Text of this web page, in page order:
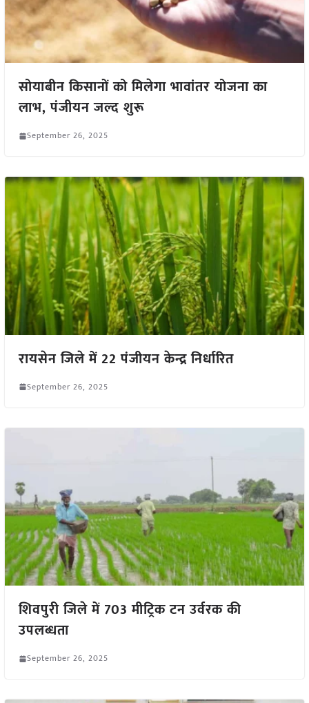
सोयाबीन किसानों को मिलेगा भावांतर योजना का
लाभ, पंजीयन जल्द शुरू
September 26, 2025
रायसेन जिले में 22 पंजीयन केन्द्र निर्धारित
September 26, 2025
शिवपुरी जिले में 703 मीट्रिक टन उर्वरक की
उपलब्धता
September 26, 2025